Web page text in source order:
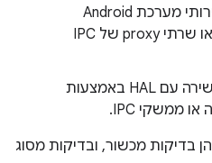
‫(Type 2) הפעלה של שירותי מערכת Android
באמצעות binder גולמי או שרתי proxy של IPC
‫(Type 3) אינטראקציה ישירה עם HAL באמצעות
בדרך כלל בדיקות מסוג 1 ו-2 הן בדיקות מכשור, ובדיקות מסוג